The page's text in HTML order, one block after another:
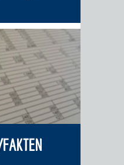
STADTTEILEN
„WOINEM
LIVE“
AM
WEINHEIMER